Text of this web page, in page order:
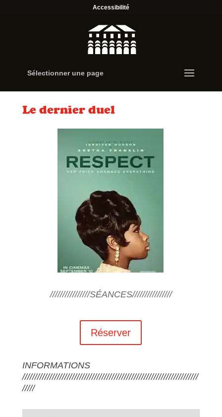
Accessibilité
Sélectionner une page
Le dernier duel
////////////////SÉANCES////////////////
Réserver
INFORMATIONS
///////////////////////////////////////////////////////////////////////
/////